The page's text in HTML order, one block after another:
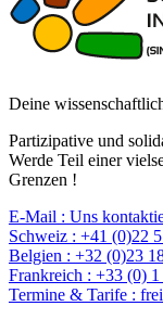
Deine
Partizipative und
Werde Teil einer
Grenzen !
E-Mail : Uns
Schweiz : +41 (0)22
Belgien : +32 (0)23
Frankreich : +33 (0)
Termine & Tarife :